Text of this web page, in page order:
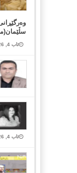
ئاب 4, 2026 Closed
ئاب 4, 2026 Closed